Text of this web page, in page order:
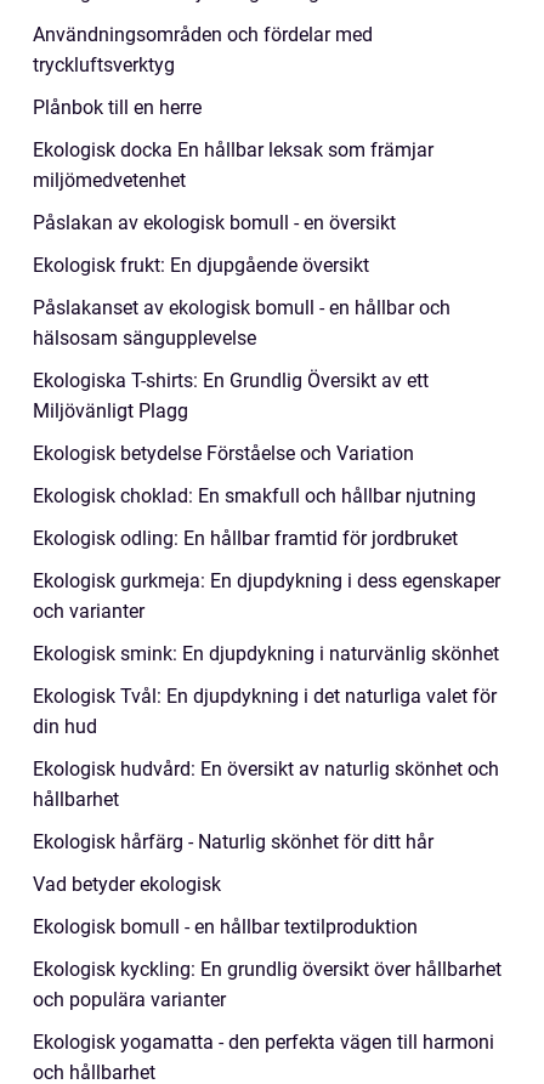
Användningsområden och fördelar med
tryckluftsverktyg
Plånbok till en herre
Ekologisk docka En hållbar leksak som främjar
miljömedvetenhet
Påslakan av ekologisk bomull - en översikt
Ekologisk frukt: En djupgående översikt
Påslakanset av ekologisk bomull - en hållbar och
hälsosam sängupplevelse
Ekologiska T-shirts: En Grundlig Översikt av ett
Miljövänligt Plagg
Ekologisk betydelse Förståelse och Variation
Ekologisk choklad: En smakfull och hållbar njutning
Ekologisk odling: En hållbar framtid för jordbruket
Ekologisk gurkmeja: En djupdykning i dess egenskaper
och varianter
Ekologisk smink: En djupdykning i naturvänlig skönhet
Ekologisk Tvål: En djupdykning i det naturliga valet för
din hud
Ekologisk hudvård: En översikt av naturlig skönhet och
hållbarhet
Ekologisk hårfärg - Naturlig skönhet för ditt hår
Vad betyder ekologisk
Ekologisk bomull - en hållbar textilproduktion
Ekologisk kyckling: En grundlig översikt över hållbarhet
och populära varianter
Ekologisk yogamatta - den perfekta vägen till harmoni
och hållbarhet